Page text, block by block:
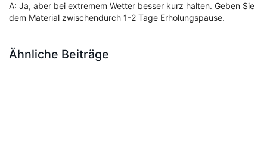
A: Ja, aber bei extremem Wetter besser kurz halten. Geben Sie
dem Material zwischendurch 1-2 Tage Erholungspause.
Ähnliche Beiträge